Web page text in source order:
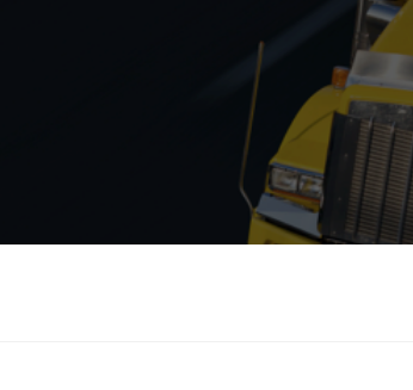
HARVEST AND
TOWING
CABS AND CAB
AND SUSPENSIONS ENGINES AND
FAIRING/FENDERS
HOOD AND PARTS
REEFER UNIT